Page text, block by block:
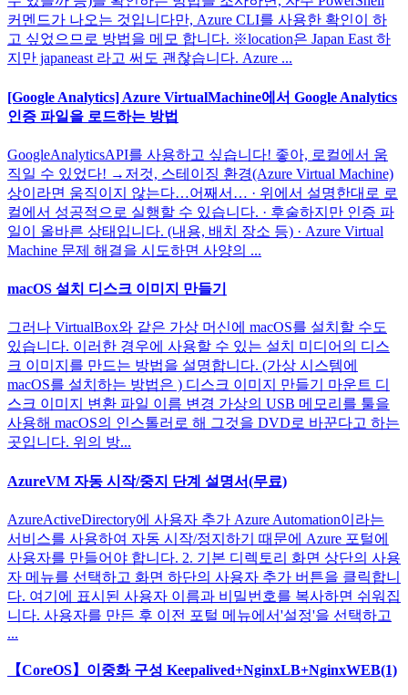
커멘드가 나오는 것입니다만, Azure CLI를 사용한 확인이 하
고 싶었으므로 방법을 메모 합니다. ※location은 Japan East 하
지만 japaneast 라고 써도 괜찮습니다. Azure ...
[Google Analytics] Azure VirtualMachine에서 Google Analytics
인증 파일을 로드하는 방법
GoogleAnalyticsAPI를 사용하고 싶습니다! 좋아, 로컬에서 움
직일 수 있었다! →저것, 스테이징 환경(Azure Virtual Machine)
상이라면 움직이지 않는다…어째서… · 위에서 설명한대로 로
컬에서 성공적으로 실행할 수 있습니다. · 후술하지만 인증 파
일이 올바른 상태입니다. (내용, 배치 장소 등) · Azure Virtual
Machine 문제 해결을 시도하면 사양의 ...
macOS 설치 디스크 이미지 만들기
그러나 VirtualBox와 같은 가상 머신에 macOS를 설치할 수도
있습니다. 이러한 경우에 사용할 수 있는 설치 미디어의 디스
크 이미지를 만드는 방법을 설명합니다. (가상 시스템에
macOS를 설치하는 방법은 ) 디스크 이미지 만들기 마운트 디
스크 이미지 변환 파일 이름 변경 가상의 USB 메모리를 툴을
사용해 macOS의 인스톨러로 해 그것을 DVD로 바꾼다고 하는
곳입니다. 위의 방...
AzureVM 자동 시작/중지 단계 설명서(무료)
AzureActiveDirectory에 사용자 추가 Azure Automation이라는
서비스를 사용하여 자동 시작/정지하기 때문에 Azure 포털에
사용자를 만들어야 합니다. 2. 기본 디렉토리 화면 상단의 사용
자 메뉴를 선택하고 화면 하단의 사용자 추가 버튼을 클릭합니
다. 여기에 표시된 사용자 이름과 비밀번호를 복사하면 쉬워집
니다. 사용자를 만든 후 이전 포털 메뉴에서'설정'을 선택하고
...
【CoreOS】이중화 구성 Keepalived+NginxLB+NginxWEB(1)